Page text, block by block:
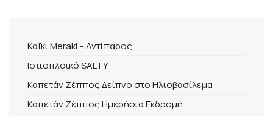
Καΐκι Meraki – Αντίπαρος
Ιστιοπλοϊκό SALTY
Καπετάν Ζέππος Δείπνο στο Ηλιοβασίλεμα
Καπετάν Ζέππος Ημερήσια Εκδρομή
ΔΙΕΎΘΥΝΣΗ
Παροικιά – Λιμάνι
Σημείωση: Απέναντι από το σταθμό λεοφωρείων